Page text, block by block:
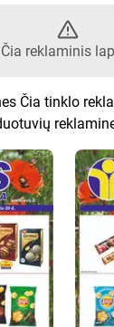
reklaminis
Čia tinklo